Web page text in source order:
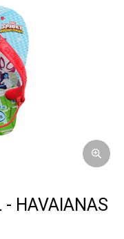
- HAVAIANAS